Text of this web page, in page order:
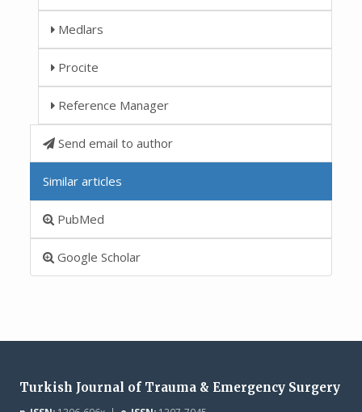
Medlars
Procite
Reference Manager
Send email to author
Similar articles
PubMed
Google Scholar
Turkish Journal of Trauma & Emergency Surgery